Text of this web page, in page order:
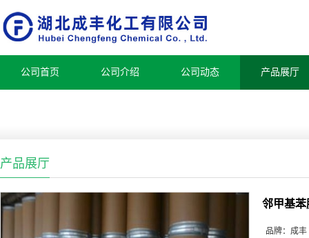
公司首页 公司介绍 公司动态 产品展厅
产品展厅
邻甲基苯
品牌： 成丰